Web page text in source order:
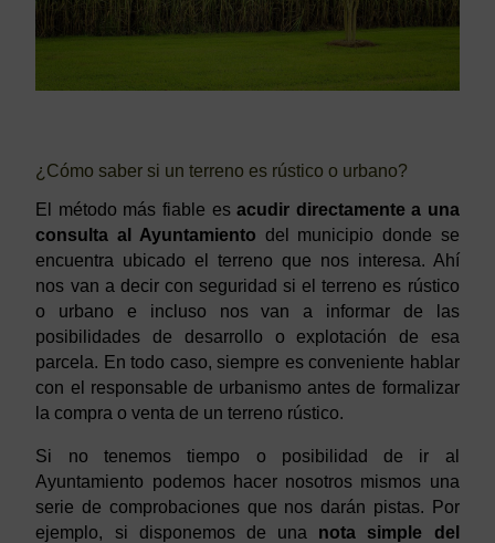
¿Cómo saber si un terreno es rústico o urbano?
El método más fiable esacudir directamente a una
consulta al Ayuntamiento del municipio donde se
encuentra ubicado el terreno que nos interesa. Ahí
nos van a decir con seguridad si el terreno es rústico
o urbano e incluso nos van a informar de las
posibilidades de desarrollo o explotación de esa
parcela. En todo caso, siempre es conveniente hablar
con el responsable de urbanismo antes de formalizar
la compra o venta de un terreno rústico.
Si no tenemos tiempo o posibilidad de ir al
Ayuntamiento podemos hacer nosotros mismos una
serie de comprobaciones que nos darán pistas. Por
ejemplo, si disponemos de una nota simple del